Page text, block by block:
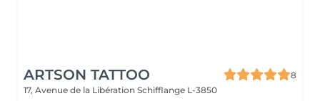
ARTSON TATTOO
8
17, Avenue de la Libération Schifflange L-3850